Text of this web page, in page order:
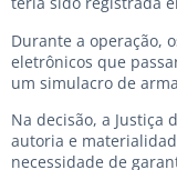
Durante a operação,
eletrônicos que
um simulacro de
Na decisão, a Justiça
autoria e
necessidade de